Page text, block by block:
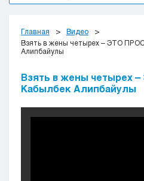
Атырау
Жезказган
Кокшетау
Главная
Видео
Взять в жены четырех – ЭТО
Алипбайулы
Взять в жены четырех
Кабылбек Алипбайулы